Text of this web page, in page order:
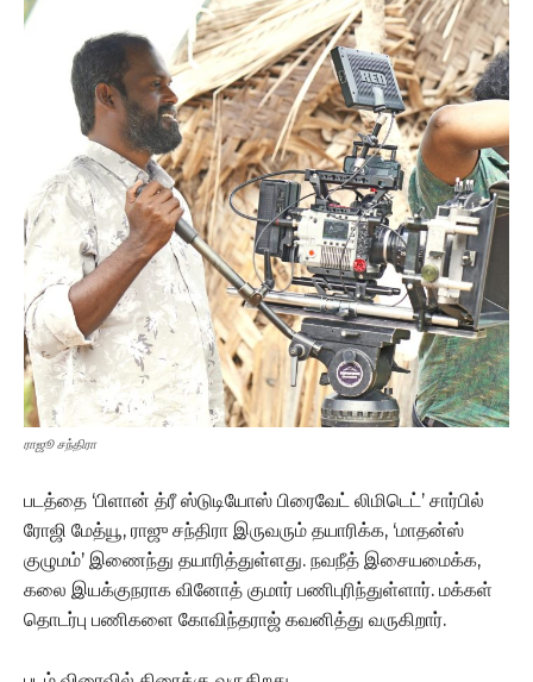
ராஜூ சந்திரா
படத்தை ‘பிளான் த்ரீ ஸ்டுடியோஸ் பிரைவேட் லிமிடெட்’ சார்பில்
ரோஜி மேத்யூ, ராஜு சந்திரா இருவரும் தயாரிக்க, ‘மாதன்ஸ்
குழுமம்’ இணைந்து தயாரித்துள்ளது. நவநீத் இசையமைக்க,
கலை இயக்குநராக வினோத் குமார் பணிபுரிந்துள்ளார். மக்கள்
தொடர்பு பணிகளை கோவிந்தராஜ் கவனித்து வருகிறார்.